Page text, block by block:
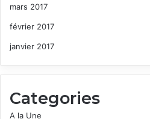
mars 2017
février 2017
janvier 2017
Categories
A la Une